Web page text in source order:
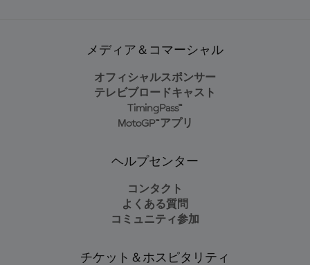
メディア＆コマーシャル
オフィシャルスポンサー
テレビブロードキャスト
TimingPass™
MotoGP™アプリ
ヘルプセンター
コンタクト
よくある質問
コミュニティ参加
チケット＆ホスピタリティ